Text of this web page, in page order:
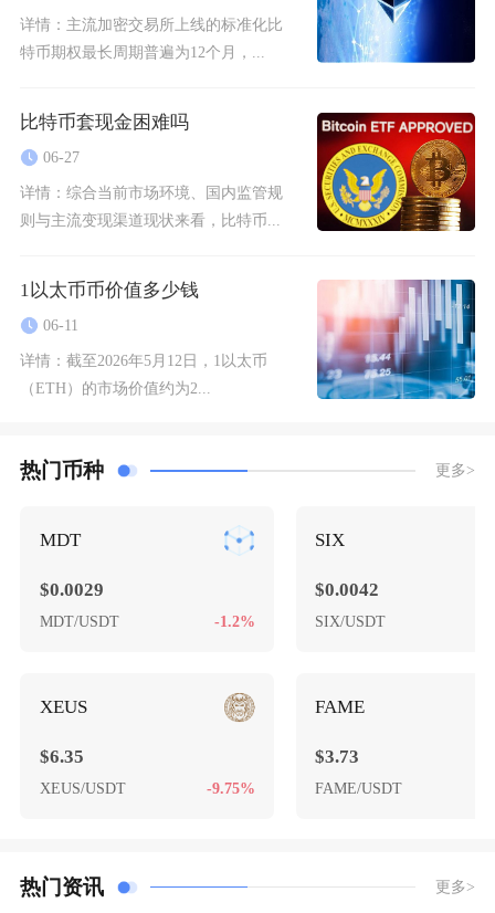
详情： 主流加密交易所上线的标准化比
特币期权最长周期普遍为12个月，...
比特币套现金困难吗
06-27
详情： 综合当前市场环境、国内监管规
则与主流变现渠道现状来看，比特币...
1以太币币价值多少钱
06-11
详情： 截至2026年5月12日，1以太币
（ETH）的市场价值约为2...
热门币种 更多>
MDT
$0.0029
MDT/USDT -1.2%
XEUS
$6.35
XEUS/USDT -9.75%
SIX
$0.0042
SIX/USDT
FAME
$3.73
FAME/USDT
热门资讯 更多>